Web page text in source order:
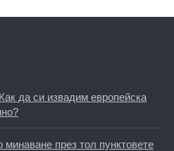
Как да си извадим европейска
минаване през тол пунктовете